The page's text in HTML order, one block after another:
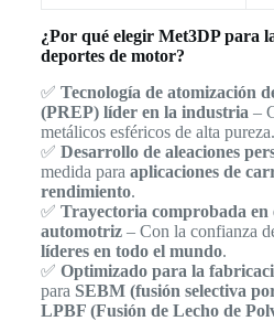
¿Por qué elegir Met3DP para
deportes de motor?
✅ Tecnología de atomización
(PREP) líder en la industria –
metálicos esféricos de alta pureza.
✅ Desarrollo de aleaciones
medida para aplicaciones de
rendimiento.
✅ Trayectoria comprobada en
automotriz– Con la confianza
líderes en todo el mundo.
✅ Optimizado para la
para SEBM (fusión selectiva
LPBF (Fusión de Lecho de